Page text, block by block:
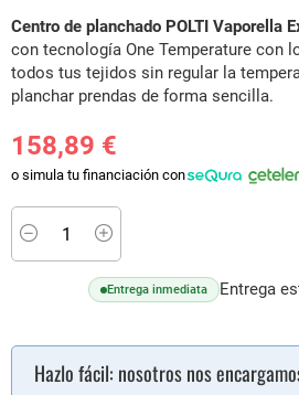
de
imágenes
Centro de planchado POLTI Vaporella
con tecnología One Temperature con
todos tus tejidos sin regular la
planchar prendas de forma sencilla.
158,89 €
o simula tu financiación con
Entrega inmediata Entrega
Minus
Hazlo fácil: nosotros nos